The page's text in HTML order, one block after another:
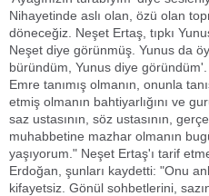
Nihayetinde aslı olan, özü olan
döneceğiz. Neşet Ertaş, tıpkı
Neşet diye görünmüş. Yunus da
büründüm, Yunus diye
Emre tanımış olmanın, onunla
etmiş olmanın bahtiyarlığını ve
saz ustasının, söz ustasının,
muhabbetine mazhar olmanın
yaşıyorum." Neşet Ertaş'ı tarif
Erdoğan, şunları kaydetti: "Onu
kifayetsiz. Gönül sohbetlerini,